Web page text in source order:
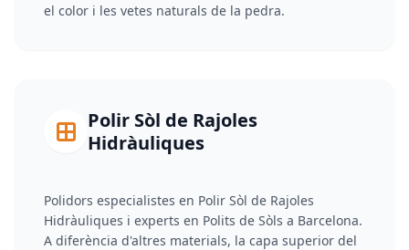
el color i les vetes naturals de la pedra.
Polir Sòl de Rajoles
Hidràuliques
Polidors especialistes en Polir Sòl de Rajoles
Hidràuliques i experts en Polits de Sòls a Barcelona.
A diferència d'altres materials, la capa superior del